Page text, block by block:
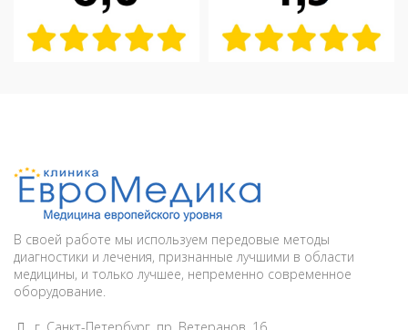
В своей работе мы используем передовые методы
диагностики и лечения, признанные лучшими в области
медицины, и только лучшее, непременно современное
оборудование.